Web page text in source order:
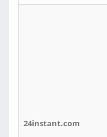
24instant.com